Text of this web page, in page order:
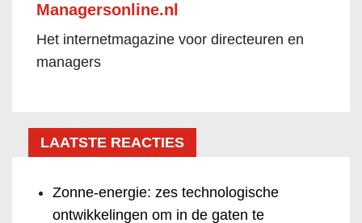
Managersonline.nl
Het internetmagazine voor directeuren en
managers
LAATSTE REACTIES
Zonne-energie: zes technologische
ontwikkelingen om in de gaten te